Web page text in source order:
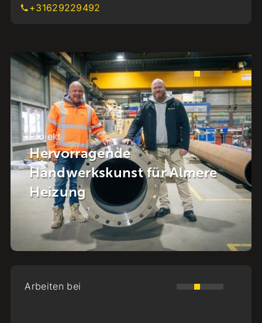
+31629229492
Projekt
Energie im Viertel: Die
Energiewende im Herzen von
Raalte
Kälte + Wärme - Raalte
Arbeiten bei